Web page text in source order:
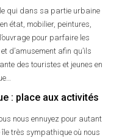
qui dans sa partie urbaine
état, mobilier, peintures,
pour parfaire les
d’amusement afin qu’ils
des touristes et jeunes en
: place aux activités
nous ennuyez pour autant
très sympathique où nous